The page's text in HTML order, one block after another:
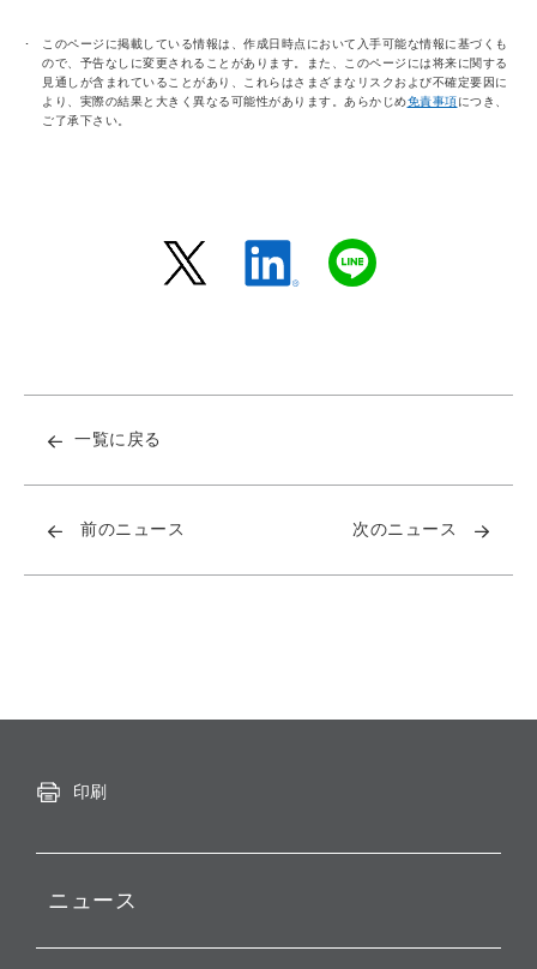
このページに掲載している情報は、作成日時点において入手可能な情報に基づくも
ので、予告なしに変更されることがあります。また、このページには将来に関する
見通しが含まれていることがあり、これらはさまざまなリスクおよび不確定要因に
より、実際の結果と大きく異なる可能性があります。あらかじめ免責事項につき、
ご了承下さい。
一覧に戻る
前のニュース 次のニュース
印刷
ニュース